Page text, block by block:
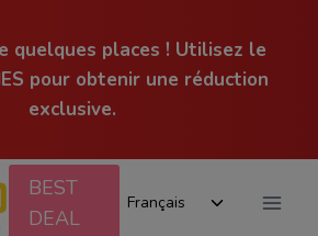
BEST
DEAL
Français
Ouvrir/
quelques places ! Utilisez le
pour obtenir une réduction
exclusive.